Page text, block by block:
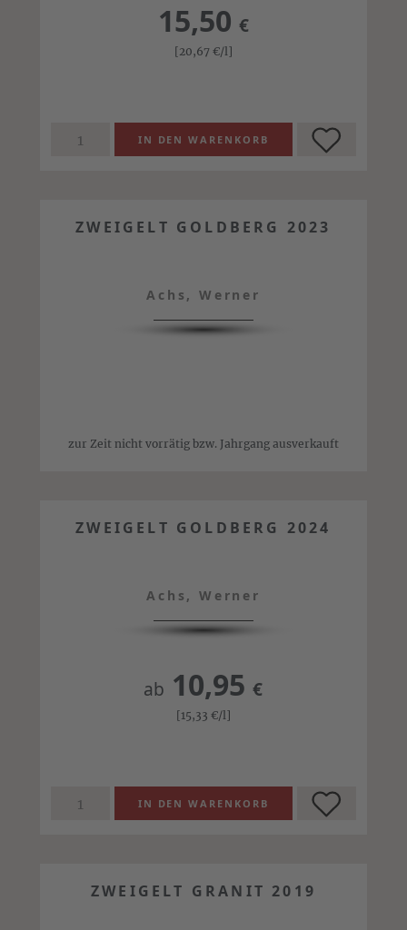
15,50 €
[20,67 €/l]
ZWEIGELT GOLDBERG 2023
Achs, Werner
zur Zeit nicht vorrätig bzw. Jahrgang ausverkauft
ZWEIGELT GOLDBERG 2024
Achs, Werner
ab 10,95€
[15,33 €/l]
ZWEIGELT GRANIT 2019